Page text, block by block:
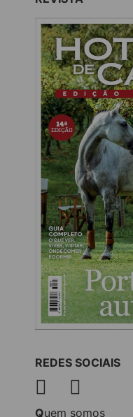
REDES SOCIAIS
Quem somos